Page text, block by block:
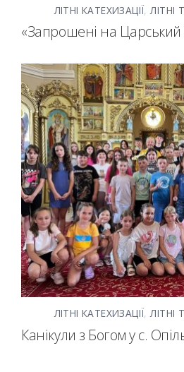
ЛІТНІ КАТЕХИЗАЦІЇ, ЛІТНІ
«Запрошені на Царський
ЛІТНІ КАТЕХИЗАЦІЇ,ЛІТНІ
Канікули з Богом у с.